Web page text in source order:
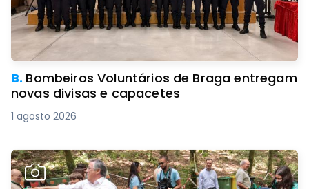
B. Bombeiros Voluntários de Braga entregam
novas divisas e capacetes
1 agosto 2026